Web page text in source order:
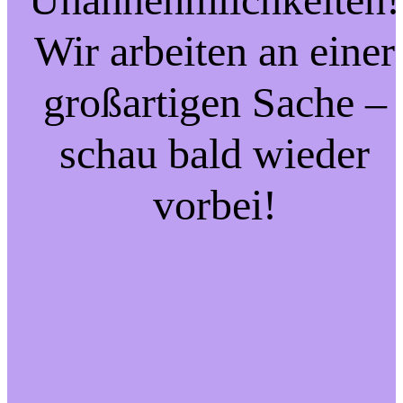
Wir arbeiten an einer
großartigen Sache –
schau bald wieder
vorbei!